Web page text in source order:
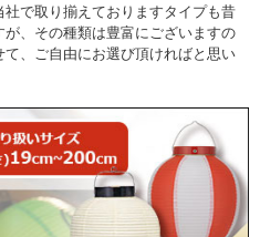
で取り揃えておりますタイプも昔
、その種類は豊富にございますの
、ご自由にお選び頂ければと思い